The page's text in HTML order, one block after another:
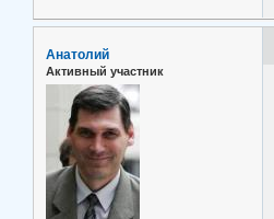
Анатолий
Активный участник